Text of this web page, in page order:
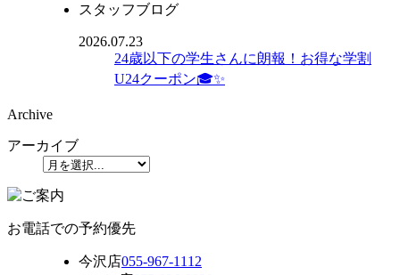
スタッフブログ
2026.07.23
24歳以下の学生さんに朗報！お得な学割
U24クーポン🎓✨
Archive
アーカイブ
お電話での予約優先
今沢店055-967-1112